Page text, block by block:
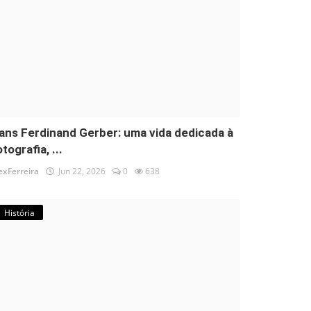
Ferdinand Gerber: uma vida dedicada à
...
Jun 22, 2026 0 638
História